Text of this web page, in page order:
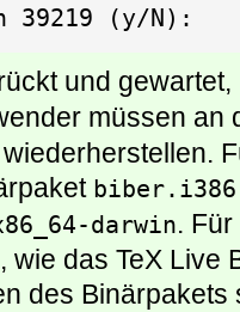
39219 (y/N):
und
müssen an
darwin.
wie das TeX Live
des Binärpakets